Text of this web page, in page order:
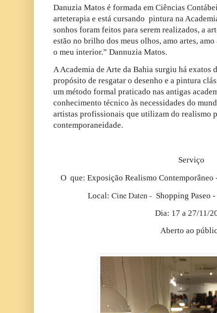
Danuzia Matos é formada em Ciências
arteterapia e está cursando pintura na
sonhos foram feitos para serem realizados, a
estão no brilho dos meus olhos, amo artes,
o meu interior.” Dannuzia Matos.
A Academia de Arte da Bahia surgiu há exatos
propósito de resgatar o desenho e a pintura
um método formal praticado nas antigas
conhecimento técnico às necessidades do
artistas profissionais que utilizam do realismo
contemporaneidade.
Serviço
O que: Exposição Realismo
Local: Cine Daten - Shopping Paseo
Dia: 17 a 27/11/
Aberto ao